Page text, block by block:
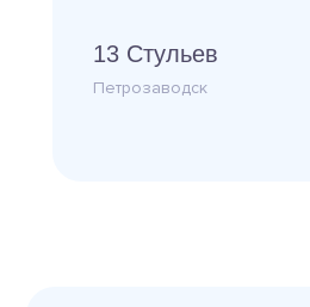
13 Стульев
Петрозаводск